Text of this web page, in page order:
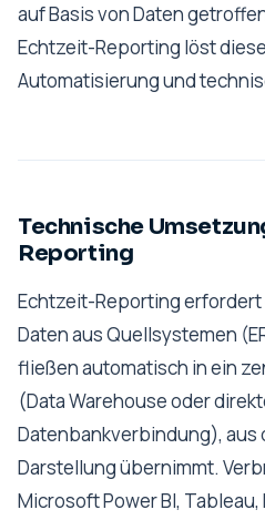
auf Basis von Daten
Echtzeit-Reporting löst
Automatisierung und
Technische
Reporting
Echtzeit-Reporting
Daten aus Quellsystemen
fließen automatisch in ein
(Data Warehouse oder
Datenbankverbindung), aus
Darstellung übernimmt.
Microsoft Power BI,